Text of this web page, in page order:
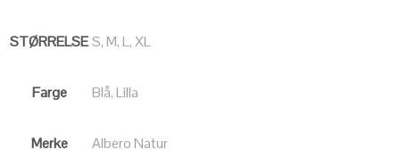
STØRRELSES, M, L, XL
Farge Blå, Lilla
Merke Albero Natur